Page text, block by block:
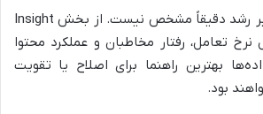
بدون بررسی آمار، مسیر رشد دقیقاً مشخص نیست. از بخش Insight
نرخ تعامل، رفتار مخاطبان و عملکرد محتوا
بهترین راهنما برای اصلاح یا تقویت
بود.